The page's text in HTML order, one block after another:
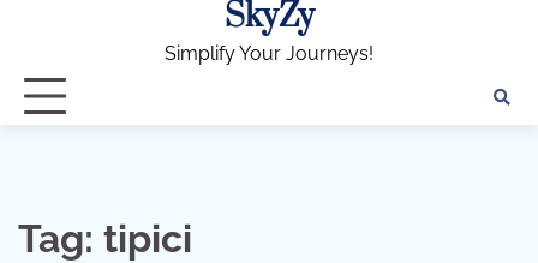
SkyZy
Simplify Your Journeys!
Tag: tipici